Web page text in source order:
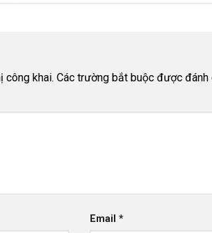
công khai. Các trường bắt buộc được đánh
Email*